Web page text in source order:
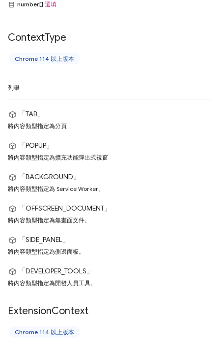
number[] 選填
ContextType
Chrome 114 以上版本
列舉
「TAB」
將內容類型指定為分頁
「POPUP」
將內容類型指定為擴充功能彈出式視窗
「BACKGROUND」
將內容類型指定為 Service Worker。
「OFFSCREEN_DOCUMENT」
將內容類型指定為無畫面文件。
「SIDE_PANEL」
將內容類型指定為側邊面板。
「DEVELOPER_TOOLS」
將內容類型指定為開發人員工具。
ExtensionContext
Chrome 114 以上版本